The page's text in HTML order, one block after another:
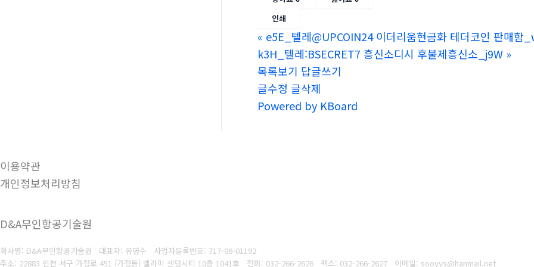
인쇄
« e5E_텔레@UPCOIN24 이더리움현금화 테더코인 판매함
k3H_텔레:BSECRET7 흥신소디시 후불제흥신소_j9W »
목록보기 답글쓰기
글수정 글삭제
Powered by KBoard
이용약관
개인정보처리방침
D&A무인항공기술원
회사명: D&A무인항공기술원 대표자: 유영수 사업자등록번호: 717-86-01192
주소: 22883 인천 서구 가정로 451 (가정동) 벨라미 센텀시티 10층 1041호 전화: 032-266-2626 팩스: 032-266-2627 이메일: sooyys@hanmail.net